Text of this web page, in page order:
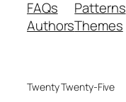
FAQs
Authors
Patterns
Themes
Twenty Twenty-Five